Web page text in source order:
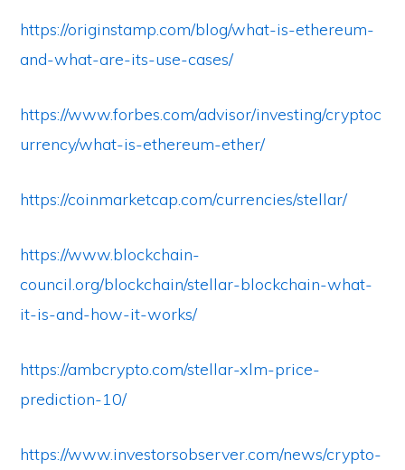
https://originstamp.com/blog/what-is-ethereum-
and-what-are-its-use-cases/
https://www.forbes.com/advisor/investing/cryptoc
urrency/what-is-ethereum-ether/
https://coinmarketcap.com/currencies/stellar/
https://www.blockchain-
council.org/blockchain/stellar-blockchain-what-
it-is-and-how-it-works/
https://ambcrypto.com/stellar-xlm-price-
prediction-10/
https://www.investorsobserver.com/news/crypto-